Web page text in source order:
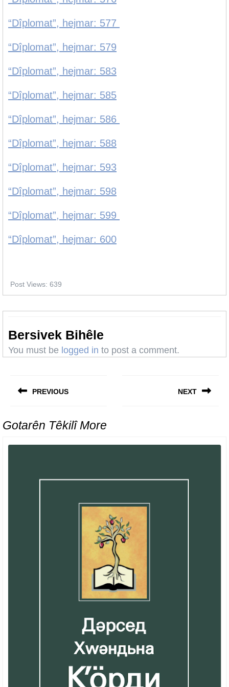
“Dîplomat”, hejmar: 577
“Dîplomat”, hejmar: 579
“Dîplomat”, hejmar: 583
“Dîplomat”, hejmar: 585
“Dîplomat”, hejmar: 586
“Dîplomat”, hejmar: 588
“Dîplomat”, hejmar: 593
“Dîplomat”, hejmar: 598
“Dîplomat”, hejmar: 599
“Dîplomat”, hejmar: 600
Post Views: 639
Bersivek Bihêle
You must be logged in to post a comment.
navigation
PREVIOUS
post:
NEXT
Gotarên Têkilî More